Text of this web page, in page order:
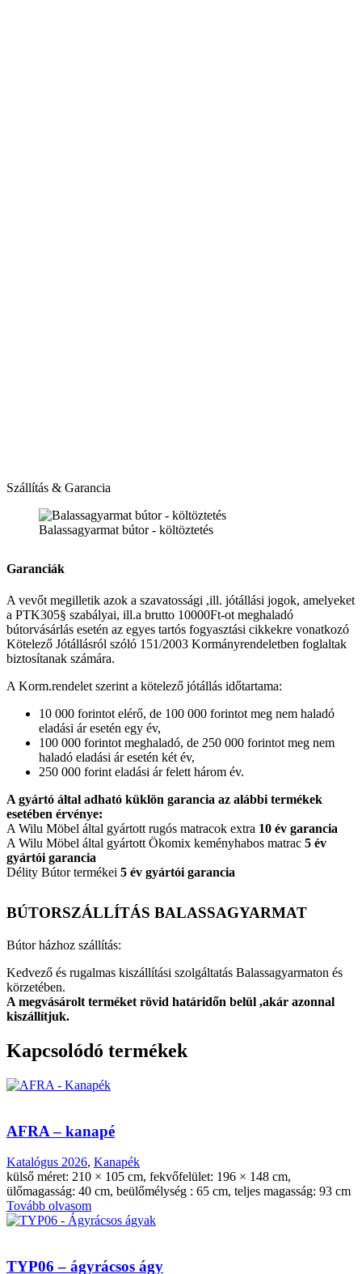
Szállítás & Garancia
Balassagyarmat bútor - költöztetés
Garanciák
A vevőt megilletik azok a szavatossági ,ill. jótállási jogok, amelyeket
a PTK305§ szabályai, ill.a brutto 10000Ft-ot meghaladó
bútorvásárlás esetén az egyes tartós fogyasztási cikkekre vonatkozó
Kötelező Jótállásról szóló 151/2003 Kormányrendeletben foglaltak
biztosítanak számára.
A Korm.rendelet szerint a kötelező jótállás időtartama:
10 000 forintot elérő, de 100 000 forintot meg nem haladó
eladási ár esetén egy év,
100 000 forintot meghaladó, de 250 000 forintot meg nem
haladó eladási ár esetén két év,
250 000 forint eladási ár felett három év.
A gyártó által adható küklön garancia az alábbi termékek
esetében érvénye:
A Wilu Möbel által gyártott rugós matracok extra 10 év garancia
A Wilu Möbel által gyártott Ökomix keményhabos matrac 5 év
gyártói garancia
Délity Bútor termékei 5 év gyártói garancia
BÚTORSZÁLLÍTÁS BALASSAGYARMAT
Bútor házhoz szállítás:
Kedvező és rugalmas kiszállítási szolgáltatás Balassagyarmaton és
körzetében.
A megvásárolt terméket rövid határidőn belül ,akár azonnal
kiszállítjuk.
Kapcsolódó termékek
AFRA – kanapé
Katalógus 2026, Kanapék
külső méret: 210 × 105 cm, fekvőfelület: 196 × 148 cm,
ülőmagasság: 40 cm, beülőmélység : 65 cm, teljes magasság: 93 cm
Tovább olvasom
TYP06 – ágyrácsos ágy